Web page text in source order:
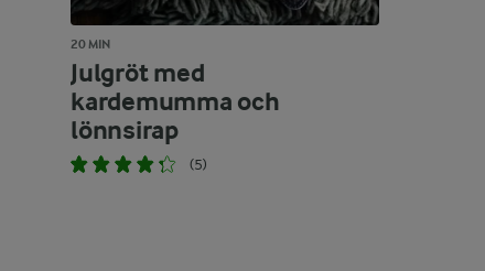
20 MIN
Julgröt med
kardemumma och
lönnsirap
(5)